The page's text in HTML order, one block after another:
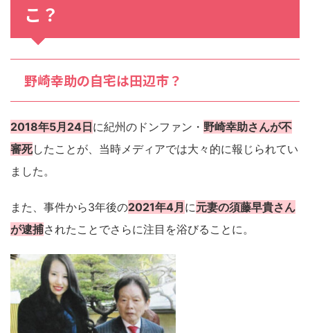
こ？
野崎幸助の自宅は田辺市？
2018年5月24日に紀州のドンファン・ 野崎幸助さんが不
審死したことが、当時メディアでは大々的に報じられてい
ました。
また、事件から3年後の2021年4月 に元妻の須藤早貴さん
が逮捕されたことでさらに注目を浴びることに。